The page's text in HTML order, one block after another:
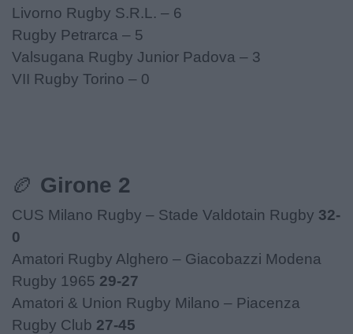
Livorno Rugby S.R.L. – 6
Rugby Petrarca – 5
Valsugana Rugby Junior Padova – 3
VII Rugby Torino – 0
🏉 Girone 2
CUS Milano Rugby – Stade Valdotain Rugby 32-
0
Amatori Rugby Alghero – Giacobazzi Modena
Rugby 1965 29-27
Amatori & Union Rugby Milano – Piacenza
Rugby Club 27-45